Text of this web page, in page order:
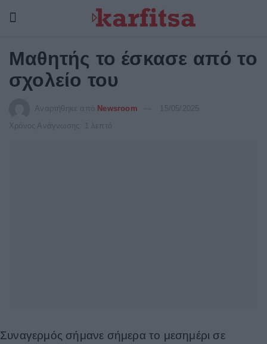
Μαθητής το έσκασε από το
σχολείο του
Αναρτήθηκε από Newsroom
15/05/2025
Χρόνος Ανάγνωσης: 1 λεπτό
Συναγερμός σήμανε σήμερα το μεσημέρι σε